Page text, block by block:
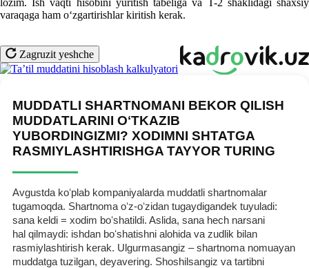
varaqaga ham oʻzgartirishlar kiritish kerak.
Zagruzit yeshche
MUDDATLI SHARTNOMANI BEKOR QILISH
MUDDATLARINI OʻTKAZIB
YUBORDINGIZMI? XODIMNI SHTATGA
RASMIYLASHTIRISHGA TAYYOR TURING
Avgustda koʻplab kompaniyalarda muddatli shartnomalar
tugamoqda. Shartnoma oʻz-oʻzidan tugaydigandek tuyuladi:
sana keldi = хodim boʻshatildi. Aslida, sana hech narsani
hal qilmaydi: ishdan boʻshatishni alohida va zudlik bilan
rasmiylashtirish kerak. Ulgurmasangiz – shartnoma nomuayan
muddatga tuzilgan, deyavering. Shoshilsangiz va tartibni